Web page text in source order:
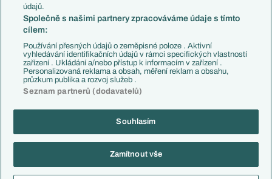
Chelsea FC
Manchester United
AC Milán
Juventus FC
Bayern Mnichov
FC Barcelona
Real Madrid
Copyright © 2001-2026 EuroFotbal.cz. Využíváme zpravodajství ČTK.
Informace o zpracování osobních údajů
údajů.
Společně s našimi partnery zpracováváme údaje s tímto
cílem:
Používání přesných údajů o zeměpisné poloze . Aktivní
vyhledávání identifikačních údajů v rámci specifických vlastností
zařízení . Ukládání a/nebo přístup k informacím v zařízení .
Personalizovaná reklama a obsah, měření reklam a obsahu,
průzkum publika a rozvoj služeb .
Seznam partnerů (dodavatelů)
Souhlasím
Zamítnout vše